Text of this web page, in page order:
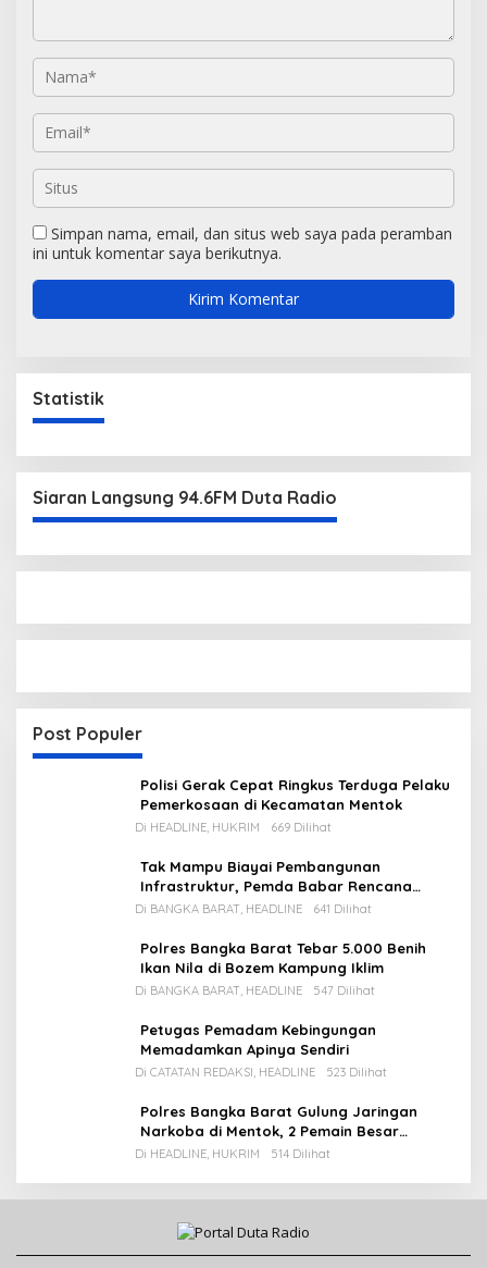
Simpan nama, email, dan situs web saya pada peramban
ini untuk komentar saya berikutnya.
Statistik
Siaran Langsung 94.6FM Duta Radio
Post Populer
Polisi Gerak Cepat Ringkus Terduga Pelaku
Pemerkosaan di Kecamatan Mentok
Di HEADLINE, HUKRIM 669 Dilihat
Tak Mampu Biayai Pembangunan
Infrastruktur, Pemda Babar Rencana
Utang Rp65 M
Di BANGKA BARAT, HEADLINE 641 Dilihat
Polres Bangka Barat Tebar 5.000 Benih
Ikan Nila di Bozem Kampung Iklim
Di BANGKA BARAT, HEADLINE 547 Dilihat
Petugas Pemadam Kebingungan
Memadamkan Apinya Sendiri
Di CATATAN REDAKSI, HEADLINE 523 Dilihat
Polres Bangka Barat Gulung Jaringan
Narkoba di Mentok, 2 Pemain Besar
Diamankan, 1 Bandar Masih Buron
Di HEADLINE, HUKRIM 514 Dilihat